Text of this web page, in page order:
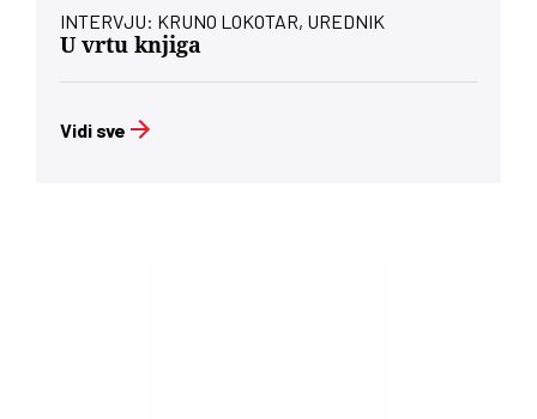
INTERVJU: KRUNO LOKOTAR, UREDNIK
U vrtu knjiga
Vidi sve